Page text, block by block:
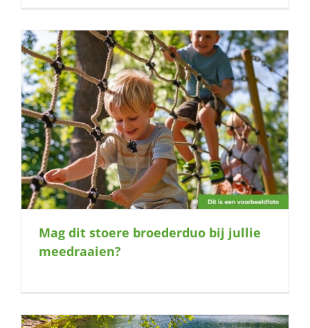
Mag dit stoere broederduo bij jullie
meedraaien?